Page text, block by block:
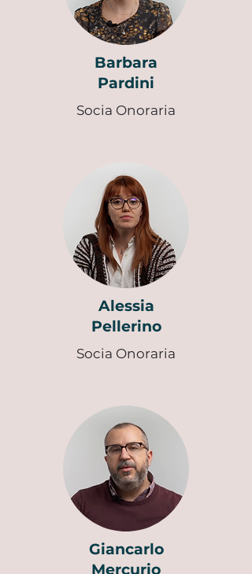
Barbara
Pardini
Socia Onoraria
Alessia
Pellerino
Socia Onoraria
Giancarlo
Mercurio